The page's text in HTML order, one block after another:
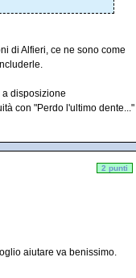
di Alfieri, ce ne sono come
disposizione
con "Perdo l'ultimo dente..."
2 punti
aiutare va benissimo.